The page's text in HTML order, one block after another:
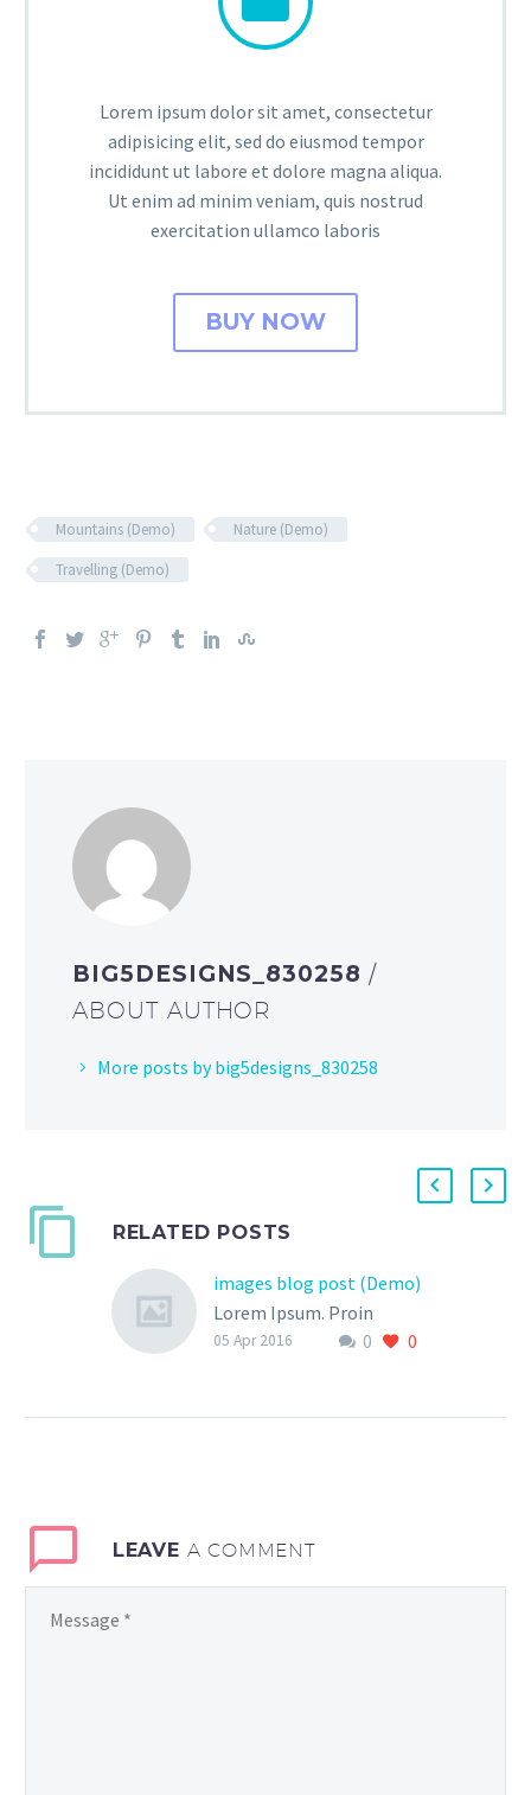
Lorem ipsum dolor sit amet, consectetur
adipisicing elit, sed do eiusmod tempor
incididunt ut labore et dolore magna aliqua.
Ut enim ad minim veniam, quis nostrud
exercitation ullamco laboris
BUY NOW
Mountains (Demo)
Nature (Demo)
Travelling (Demo)
BIG5DESIGNS_830258 /
ABOUT AUTHOR
More posts by big5designs_830258
RELATED POSTS
images blog post (Demo)
Lorem Ipsum. Proin
gravida nibh vel velit
nibh vulputate cursus a
0 0
05 Apr 2016
LEAVE A COMMENT